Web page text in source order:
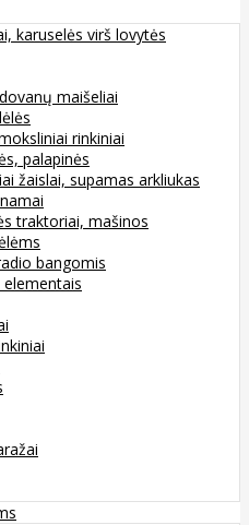
karuselės virš lovytės
maišeliai
rinkiniai
palapinės
žaislai, supamas arkliukas
traktoriai, mašinos
bangomis